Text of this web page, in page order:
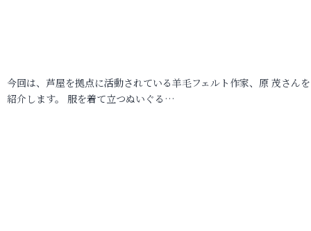
今回は、芦屋を拠点に活動されている羊毛フェルト作家、原 茂さん
紹介します。 服を着て立つぬいぐる…